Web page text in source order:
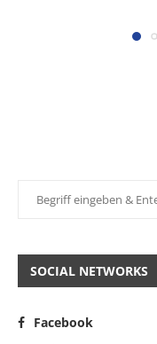
SOCIAL NETWORKS
Facebook